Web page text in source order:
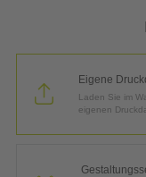
Eigene
Laden Sie im
eigenen